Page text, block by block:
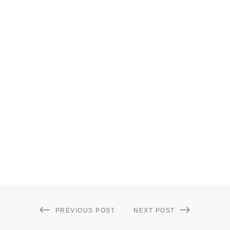
PREVIOUS POST NEXT POST